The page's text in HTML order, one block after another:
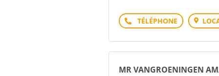
Téléphone
MR VANGROENINGEN